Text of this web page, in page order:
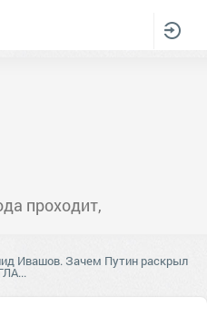
проходит,
Ивашов. Зачем Путин раскрыл